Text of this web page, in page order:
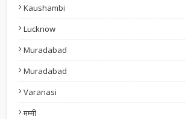
Kaushambi
Lucknow
Muradabad
Muradabad
Varanasi
मम्मी